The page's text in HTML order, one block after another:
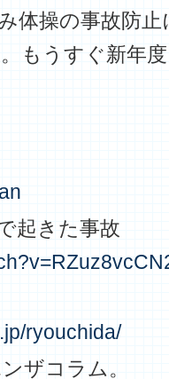
体操の事故防
もうすぐ新年
起きた事故
ryouchida/
ザコラム。